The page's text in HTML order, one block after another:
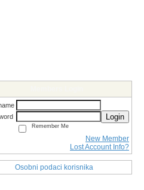
Login
Remember Me
New Member
Lost Account Info?
Osobni podaci korisnika